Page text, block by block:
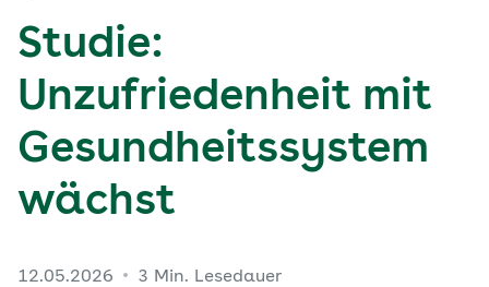
Studie:
Unzufriedenheit mit
Gesundheitssystem
wächst
12.05.2026 3 Min. Lesedauer